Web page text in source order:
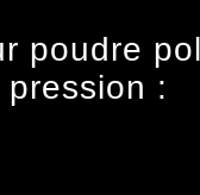
poudre
: